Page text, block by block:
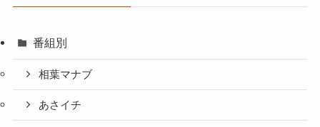
番組別
相葉マナブ
あさイチ